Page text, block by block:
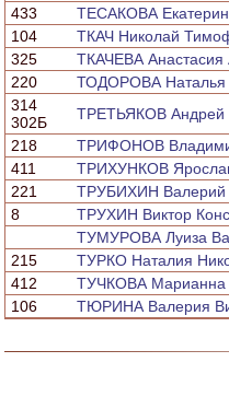
433
ТЕСАКОВА
104
ТКАЧ Николай
325
ТКАЧЕВА Анастасия
220
ТОДОРОВА Наталья
314
302Б
ТРЕТЬЯКОВ Андрей
218
ТРИФОНОВ
411
ТРИХУНКОВ
221
ТРУБИХИН Валерий
8
ТРУХИН Виктор
ТУМУРОВА Луиза
215
ТУРКО Наталия
412
ТУЧКОВА Марианна
106
ТЮРИНА Валерия